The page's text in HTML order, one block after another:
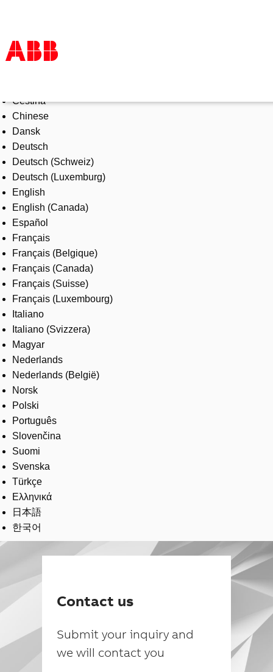
Products & Solutions
Industries
Services
About us
Where to buy
Contact us
Careers
Čeština
Chinese
Dansk
Deutsch
Deutsch (Schweiz)
Deutsch (Luxemburg)
English
English (Canada)
Español
Français
Français (Belgique)
Français (Canada)
Français (Suisse)
Français (Luxembourg)
Italiano
Italiano (Svizzera)
Magyar
Nederlands
Nederlands (België)
Norsk
Polski
Português
Slovenčina
Suomi
Svenska
Türkçe
Ελληνικά
日本語
한국어
Contact us
Submit your inquiry and
we will contact you